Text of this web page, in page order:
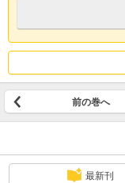
前の巻へ
最新刊